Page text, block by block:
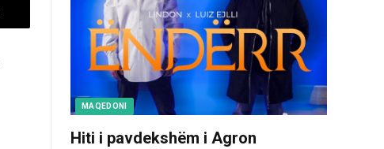
MAQEDONI
Hiti i pavdekshëm i Agron